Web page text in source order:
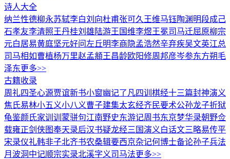
诗人大全
纳兰性德柳永苏轼李白刘向杜甫张可久 王维马钰陶渊明段成己
石孝友李清照王丹桂刘雄陆游王国维李煜王冕司马迁屈原柳宗
元白居易黄庭坚元好问 左丘明李商隐孟浩然辛弃疾吴文英江总
司马相如曹植杨万里赵孟頫王昌龄欧阳修周邦彦岑参东方朔毛
泽东更多>>
古籍收录
周礼四圣心源贾谊新书小窗幽记了凡四训 棋经十三篇封神演义
焦氏易林小五义小八义曹子建集太玄经齐民要术公孙龙子折狱
龟鉴颜氏家训 训蒙骈句江南野史东游记周书东京梦华录朝野佥
载雍正剑侠图奉天录后汉书疑龙经三国演义白话文三略易传平
宋录仪礼韩非子北齐书农桑辑要西京杂记何博士备论孙子兵法
月波洞中记顺宗实录北溪字义司马法更多>>